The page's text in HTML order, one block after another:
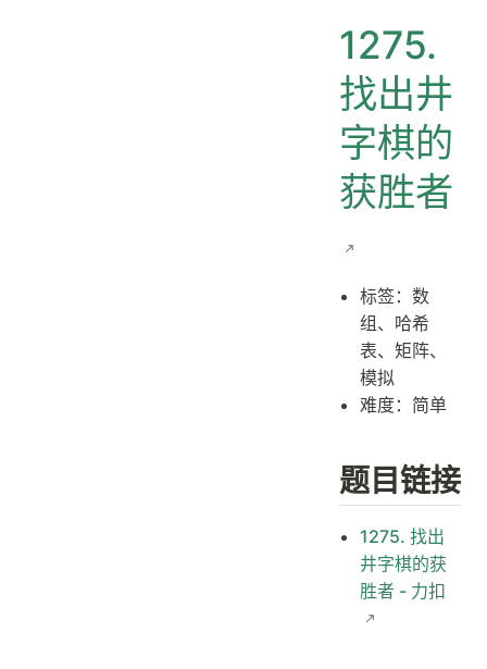
解题思路
思路 1：模拟
思路 1：代码
思路 1：复杂度分析
1275.
找出井
字棋的
获胜者
标签：数
组、哈希
表、矩阵、
模拟
难度：简单
题目链接
1275. 找出
井字棋的获
胜者 - 力扣